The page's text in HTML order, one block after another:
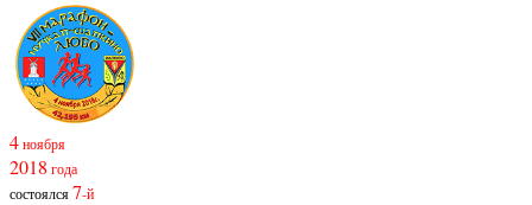
4ноября
2018 года
состоялся7-й